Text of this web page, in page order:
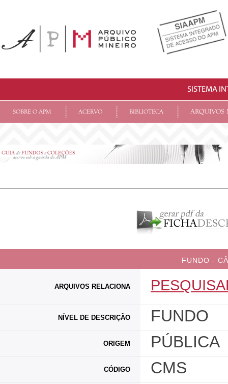
SISTEMA
SOBRE O APM ACERVO BIBLIOTECA ARQUIVOS
FUNDO -
ARQUIVOS RELACIONA
NÍVEL DE DESCRIÇÃO FUNDO
ORIGEM PÚBLICA
CÓDIGO CMS